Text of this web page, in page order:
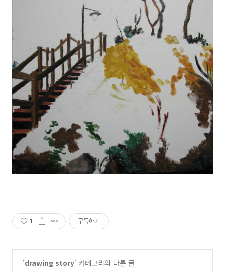
1 구독하기
'drawing story' 카테고리의 다른 글